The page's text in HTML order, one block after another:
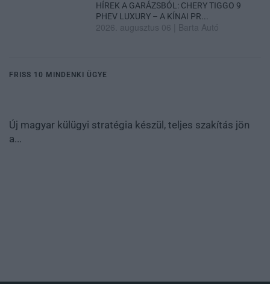
HÍREK A GARÁZSBÓL: CHERY TIGGO 9
PHEV LUXURY – A KÍNAI PR...
2026. augusztus 06 Barta Autó
FRISS 10 MINDENKI ÜGYE
Új magyar külügyi stratégia készül, teljes szakítás jön
a...